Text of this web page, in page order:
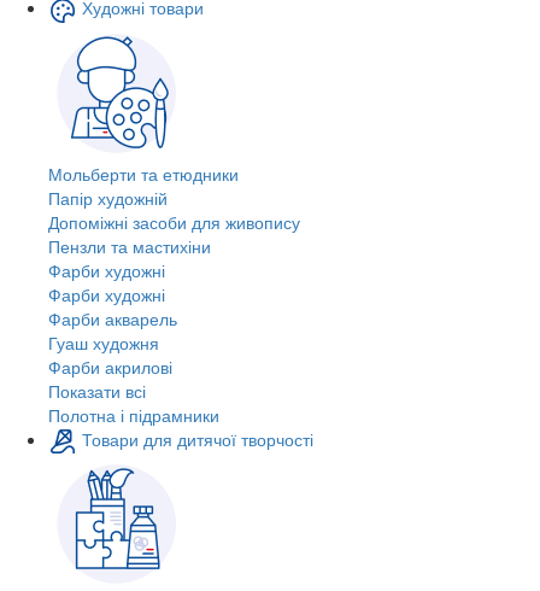
Художні товари
Мольберти та етюдники
Папір художній
Допоміжні засоби для живопису
Пензли та мастихіни
Фарби художні
Фарби художні
Фарби акварель
Гуаш художня
Фарби акрилові
Показати всі
Полотна і підрамники
Товари для дитячої творчості